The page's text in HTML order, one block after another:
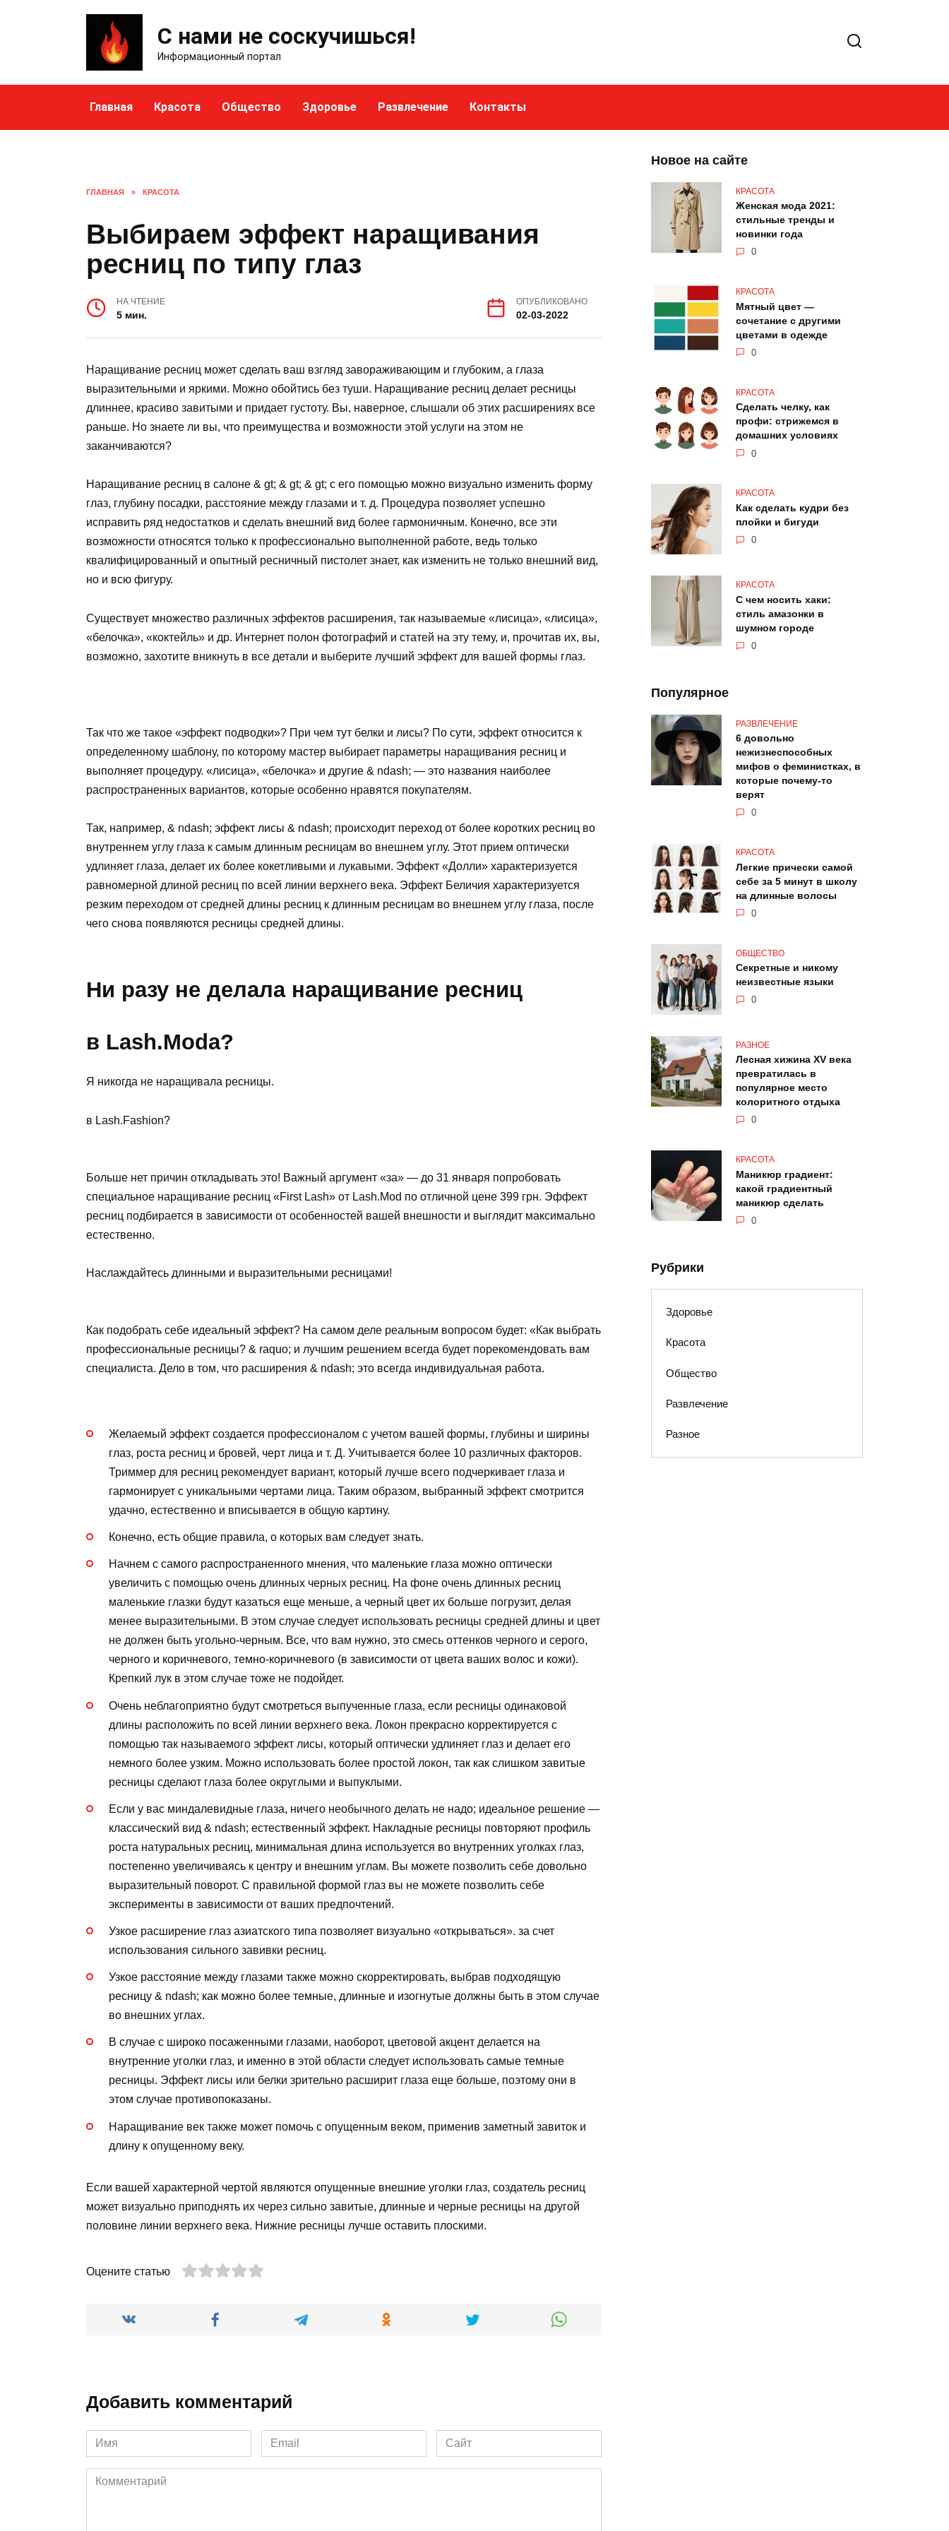
С нами не соскучишься!
Информационный портал
Главная Красота Общество Здоровье Развлечение Контакты
ГЛАВНАЯ » КРАСОТА
Выбираем эффект наращивания
ресниц по типу глаз
НА ЧТЕНИЕ
5 мин.
ОПУБЛИКОВАНО
02-03-2022
Наращивание ресниц может сделать ваш взгляд завораживающим и глубоким, а глаза
выразительными и яркими. Можно обойтись без туши. Наращивание ресниц делает ресницы
длиннее, красиво завитыми и придает густоту. Вы, наверное, слышали об этих расширениях все
раньше. Но знаете ли вы, что преимущества и возможности этой услуги на этом не
заканчиваются?
Наращивание ресниц в салоне & gt; & gt; & gt; с его помощью можно визуально изменить форму
глаз, глубину посадки, расстояние между глазами и т. д. Процедура позволяет успешно
исправить ряд недостатков и сделать внешний вид более гармоничным. Конечно, все эти
возможности относятся только к профессионально выполненной работе, ведь только
квалифицированный и опытный ресничный пистолет знает, как изменить не только внешний вид,
но и всю фигуру.
Существует множество различных эффектов расширения, так называемые «лисица», «лисица»,
«белочка», «коктейль» и др. Интернет полон фотографий и статей на эту тему, и, прочитав их, вы,
возможно, захотите вникнуть в все детали и выберите лучший эффект для вашей формы глаз.
Так что же такое «эффект подводки»? При чем тут белки и лисы? По сути, эффект относится к
определенному шаблону, по которому мастер выбирает параметры наращивания ресниц и
выполняет процедуру. «лисица», «белочка» и другие & ndash; — это названия наиболее
распространенных вариантов, которые особенно нравятся покупателям.
Так, например, & ndash; эффект лисы & ndash; происходит переход от более коротких ресниц во
внутреннем углу глаза к самым длинным ресницам во внешнем углу. Этот прием оптически
удлиняет глаза, делает их более кокетливыми и лукавыми. Эффект «Долли» характеризуется
равномерной длиной ресниц по всей линии верхнего века. Эффект Беличия характеризуется
резким переходом от средней длины ресниц к длинным ресницам во внешнем углу глаза, после
чего снова появляются ресницы средней длины.
Ни разу не делала наращивание ресниц
в Lash.Moda?
Я никогда не наращивала ресницы.
в Lash.Fashion?
Больше нет причин откладывать это! Важный аргумент «за» — до 31 января попробовать
специальное наращивание ресниц «First Lash» от Lash.Mod по отличной цене 399 грн. Эффект
ресниц подбирается в зависимости от особенностей вашей внешности и выглядит максимально
естественно.
Наслаждайтесь длинными и выразительными ресницами!
Как подобрать себе идеальный эффект? На самом деле реальным вопросом будет: «Как выбрать
профессиональные ресницы? & raquo; и лучшим решением всегда будет порекомендовать вам
специалиста. Дело в том, что расширения & ndash; это всегда индивидуальная работа.
Желаемый эффект создается профессионалом с учетом вашей формы, глубины и ширины
глаз, роста ресниц и бровей, черт лица и т. Д. Учитывается более 10 различных факторов.
Триммер для ресниц рекомендует вариант, который лучше всего подчеркивает глаза и
гармонирует с уникальными чертами лица. Таким образом, выбранный эффект смотрится
удачно, естественно и вписывается в общую картину.
Конечно, есть общие правила, о которых вам следует знать.
Начнем с самого распространенного мнения, что маленькие глаза можно оптически
увеличить с помощью очень длинных черных ресниц. На фоне очень длинных ресниц
маленькие глазки будут казаться еще меньше, а черный цвет их больше погрузит, делая
менее выразительными. В этом случае следует использовать ресницы средней длины и цвет
не должен быть угольно-черным. Все, что вам нужно, это смесь оттенков черного и серого,
черного и коричневого, темно-коричневого (в зависимости от цвета ваших волос и кожи).
Крепкий лук в этом случае тоже не подойдет.
Очень неблагоприятно будут смотреться выпученные глаза, если ресницы одинаковой
длины расположить по всей линии верхнего века. Локон прекрасно корректируется с
помощью так называемого эффект лисы, который оптически удлиняет глаз и делает его
немного более узким. Можно использовать более простой локон, так как слишком завитые
ресницы сделают глаза более округлыми и выпуклыми.
Если у вас миндалевидные глаза, ничего необычного делать не надо; идеальное решение —
классический вид & ndash; естественный эффект. Накладные ресницы повторяют профиль
роста натуральных ресниц, минимальная длина используется во внутренних уголках глаз,
постепенно увеличиваясь к центру и внешним углам. Вы можете позволить себе довольно
выразительный поворот. С правильной формой глаз вы не можете позволить себе
эксперименты в зависимости от ваших предпочтений.
Узкое расширение глаз азиатского типа позволяет визуально «открываться». за счет
использования сильного завивки ресниц.
Узкое расстояние между глазами также можно скорректировать, выбрав подходящую
ресницу & ndash; как можно более темные, длинные и изогнутые должны быть в этом случае
во внешних углах.
В случае с широко посаженными глазами, наоборот, цветовой акцент делается на
внутренние уголки глаз, и именно в этой области следует использовать самые темные
ресницы. Эффект лисы или белки зрительно расширит глаза еще больше, поэтому они в
этом случае противопоказаны.
Наращивание век также может помочь с опущенным веком, применив заметный завиток и
длину к опущенному веку.
Если вашей характерной чертой являются опущенные внешние уголки глаз, создатель ресниц
может визуально приподнять их через сильно завитые, длинные и черные ресницы на другой
половине линии верхнего века. Нижние ресницы лучше оставить плоскими.
Оцените статью
Добавить комментарий
Имя
*
Email
*
Сайт
Комментарий
Новое на сайте
КРАСОТА
Женская мода 2021:
стильные тренды и
новинки года
0
КРАСОТА
Мятный цвет —
сочетание с другими
цветами в одежде
0
КРАСОТА
Сделать челку, как
профи: стрижемся в
домашних условиях
0
КРАСОТА
Как сделать кудри без
плойки и бигуди
0
КРАСОТА
С чем носить хаки:
стиль амазонки в
шумном городе
0
Популярное
РАЗВЛЕЧЕНИЕ
6 довольно
нежизнеспособных
мифов о феминистках, в
которые почему-то
верят
0
КРАСОТА
Легкие прически самой
себе за 5 минут в школу
на длинные волосы
0
ОБЩЕСТВО
Секретные и никому
неизвестные языки
0
РАЗНОЕ
Лесная хижина XV века
превратилась в
популярное место
колоритного отдыха
0
КРАСОТА
Маникюр градиент:
какой градиентный
маникюр сделать
0
Рубрики
Здоровье
Красота
Общество
Развлечение
Разное